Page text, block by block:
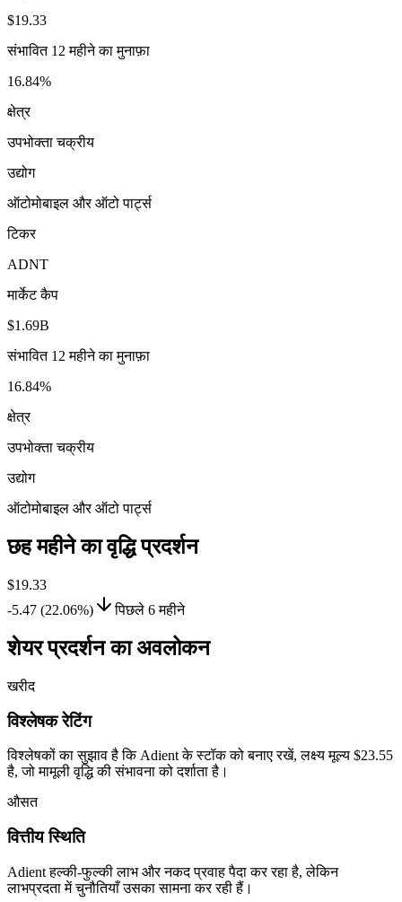
$19.33
संभावित 12 महीने का मुनाफ़ा
16.84%
क्षेत्र
उपभोक्ता चक्रीय
उद्योग
ऑटोमोबाइल और ऑटो पार्ट्स
टिकर
ADNT
मार्केट कैप
$1.69B
संभावित 12 महीने का मुनाफ़ा
16.84%
क्षेत्र
उपभोक्ता चक्रीय
उद्योग
ऑटोमोबाइल और ऑटो पार्ट्स
छह महीने का वृद्धि प्रदर्शन
$19.33
-5.47 (22.06%)
पिछले 6 महीने
शेयर प्रदर्शन का अवलोकन
खरीद
विश्लेषक रेटिंग
विश्लेषकों का सुझाव है कि Adient के स्टॉक को बनाए रखें, लक्ष्य मूल्य $23.55
है, जो मामूली वृद्धि की संभावना को दर्शाता है।
औसत
वित्तीय स्थिति
Adient हल्की-फुल्की लाभ और नकद प्रवाह पैदा कर रहा है, लेकिन
लाभप्रदता में चुनौतियाँ उसका सामना कर रही हैं।